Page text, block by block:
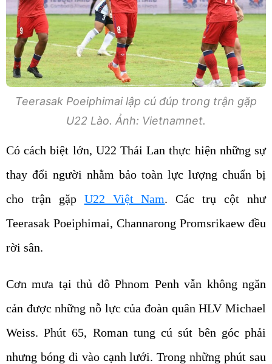
Teerasak Poeiphimai lập cú đúp trong trận gặp
U22 Lào. Ảnh: Vietnamnet.
Có cách biệt lớn, U22 Thái Lan thực hiện những sự
thay đổi người nhằm bảo toàn lực lượng chuẩn bị
cho trận gặp U22 Việt Nam. Các trụ cột như
Teerasak Poeiphimai, Channarong Promsrikaew đều
rời sân.
Cơn mưa tại thủ đô Phnom Penh vẫn không ngăn
cản được những nỗ lực của đoàn quân HLV Michael
Weiss. Phút 65, Roman tung cú sút bên góc phải
nhưng bóng đi vào cạnh lưới. Trong những phút sau